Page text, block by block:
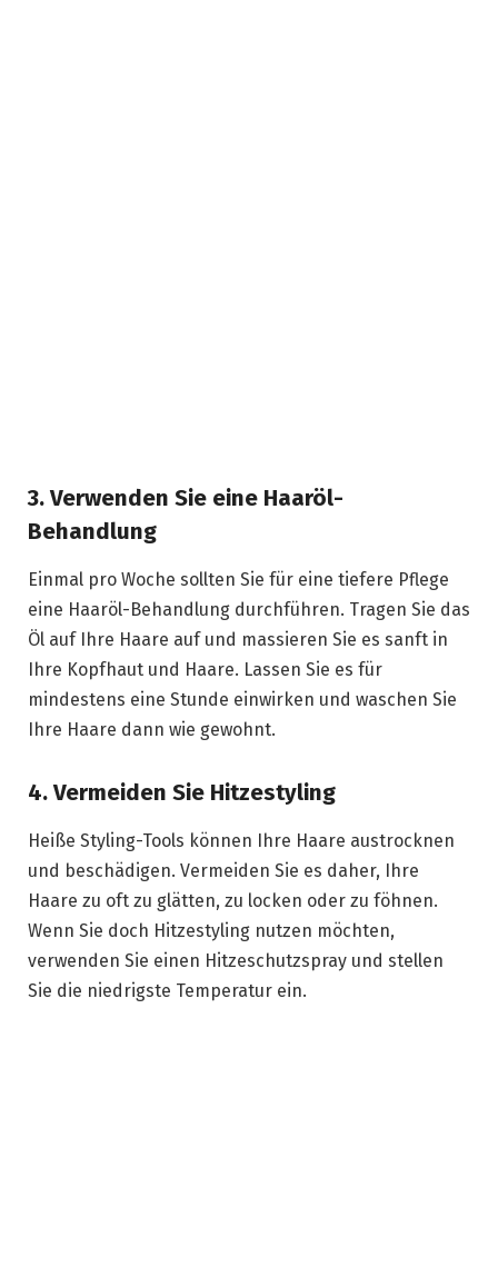
3. Verwenden Sie eine Haaröl-
Behandlung
Einmal pro Woche sollten Sie für eine tiefere Pflege
eine Haaröl-Behandlung durchführen. Tragen Sie das
Öl auf Ihre Haare auf und massieren Sie es sanft in
Ihre Kopfhaut und Haare. Lassen Sie es für
mindestens eine Stunde einwirken und waschen Sie
Ihre Haare dann wie gewohnt.
4. Vermeiden Sie Hitzestyling
Heiße Styling-Tools können Ihre Haare austrocknen
und beschädigen. Vermeiden Sie es daher, Ihre
Haare zu oft zu glätten, zu locken oder zu föhnen.
Wenn Sie doch Hitzestyling nutzen möchten,
verwenden Sie einen Hitzeschutzspray und stellen
Sie die niedrigste Temperatur ein.